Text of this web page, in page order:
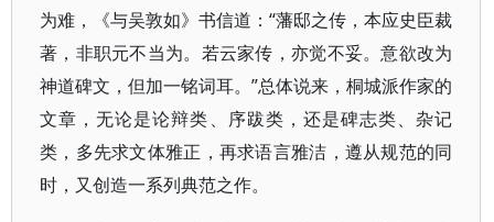
为难，《与吴敦如》书信道：“藩邸之传，本应史臣裁
著，非职元不当为。若云家传，亦觉不妥。意欲改为
神道碑文，但加一铭词耳。”总体说来，桐城派作家的
文章，无论是论辩类、序跋类，还是碑志类、杂记
类，多先求文体雅正，再求语言雅洁，遵从规范的同
时，又创造一系列典范之作。